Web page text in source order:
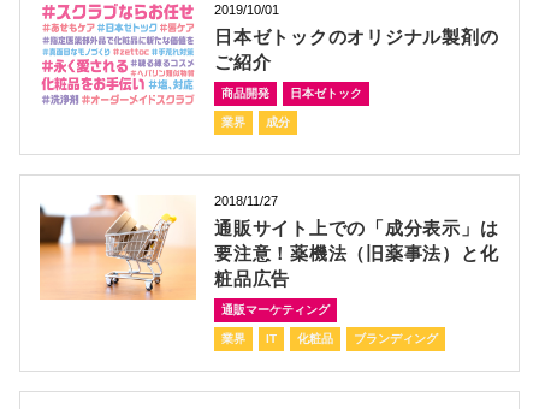
2019/10/01
日本ゼトックのオリジナル製剤の
ご紹介
商品開発 日本ゼトック
業界 成分
2018/11/27
通販サイト上での「成分表示」は
要注意！薬機法（旧薬事法）と化
粧品広告
通販マーケティング
業界 IT 化粧品 ブランディング